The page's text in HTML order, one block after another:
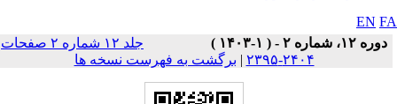
EN
دوره ۱۲، شماره ۲ - ( ۱-۱۴۰۳ )
جلد ۱۲ شماره ۲ صفحات
۲۴۰۴-۲۳۹۵
| برگشت به فهرست نسخه ها